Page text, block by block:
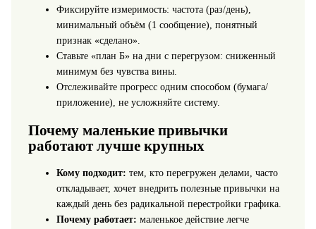
Фиксируйте измеримость: частота (раз/день),
минимальный объём (1 сообщение), понятный
признак «сделано».
Ставьте «план Б» на дни с перегрузом: сниженный
минимум без чувства вины.
Отслеживайте прогресс одним способом (бумага/
приложение), не усложняйте систему.
Почему маленькие привычки
работают лучше крупных
Кому подходит: тем, кто перегружен делами, часто
откладывает, хочет внедрить полезные привычки на
каждый день без радикальной перестройки графика.
Почему работает: маленькое действие легче